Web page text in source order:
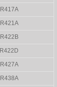
R417A
R421A
R422B
R422D
R427A
R438A